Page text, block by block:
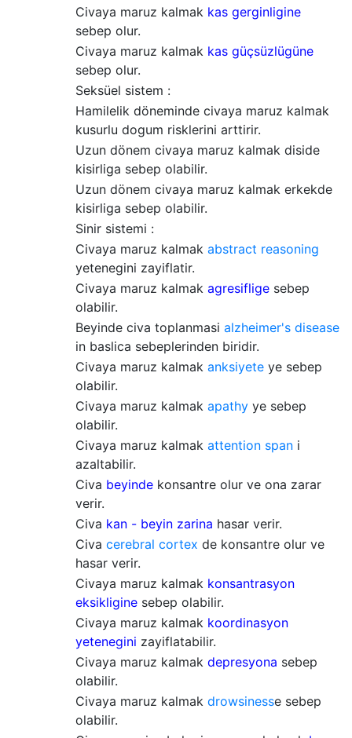
Civaya maruz kalmak kas gerginligine
sebep olur.
Civaya maruz kalmak kas güçsüzlügüne
sebep olur.
Seksüel sistem :
Hamilelik döneminde civaya maruz kalmak
kusurlu dogum risklerini arttirir.
Uzun dönem civaya maruz kalmak diside
kisirliga sebep olabilir.
Uzun dönem civaya maruz kalmak erkekde
kisirliga sebep olabilir.
Sinir sistemi :
Civaya maruz kalmak abstract reasoning
yetenegini zayiflatir.
Civaya maruz kalmak agresiflige sebep
olabilir.
Beyinde civa toplanmasi alzheimer's disease
in baslica sebeplerinden biridir.
Civaya maruz kalmak anksiyete ye sebep
olabilir.
Civaya maruz kalmak apathy ye sebep
olabilir.
Civaya maruz kalmak attention span i
azaltabilir.
Civa beyinde konsantre olur ve ona zarar
verir.
Civa kan - beyin zarina hasar verir.
Civa cerebral cortex de konsantre olur ve
hasar verir.
Civaya maruz kalmak konsantrasyon
eksikligine sebep olabilir.
Civaya maruz kalmak koordinasyon
yetenegini zayiflatabilir.
Civaya maruz kalmak depresyona sebep
olabilir.
Civaya maruz kalmak drowsinesse sebep
olabilir.